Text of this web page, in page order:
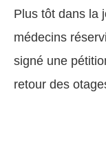
Plus tôt dans la
médecins
signé une
retour des